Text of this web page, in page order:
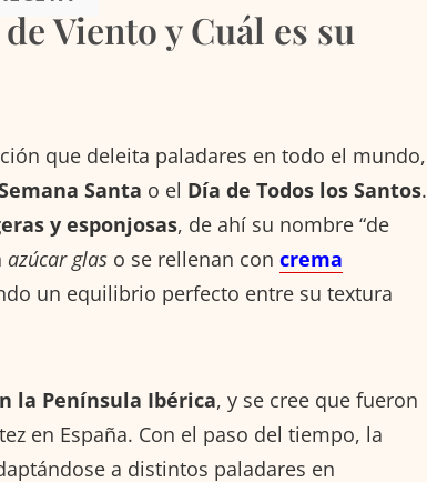
Viento y Cuál es su
que deleita paladares en todo el mundo,
Santa o el Día de Todos los Santos.
y esponjosas, de ahí su nombre “de
azúcar glas o se rellenan con crema
un equilibrio perfecto entre su textura
la Península Ibérica, y se cree que fueron
en España. Con el paso del tiempo, la
a distintos paladares en